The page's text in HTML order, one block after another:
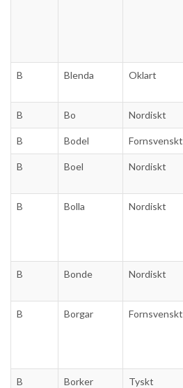
B Blenda Oklart
B Bo Nordiskt
B Bodel Fornsvenskt
B Boel Nordiskt
B Bolla Nordiskt
B Bonde Nordiskt
B Borgar Fornsvenskt
B Borker Tyskt